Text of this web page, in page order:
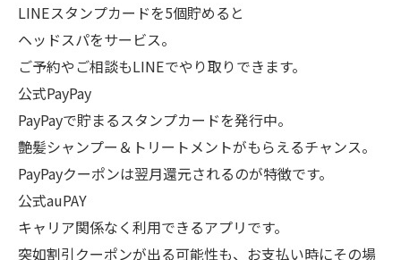
LINEスタンプカードを5個貯めると
ヘッドスパをサービス。
ご予約やご相談もLINEでやり取りできます。
公式PayPay
PayPayで貯まるスタンプカードを発行中。
艶髪シャンプー＆トリートメントがもらえるチャンス。
PayPayクーポンは翌月還元されるのが特徴です。
公式auPAY
キャリア関係なく利用できるアプリです。
突如割引クーポンが出る可能性も、お支払い時にその場